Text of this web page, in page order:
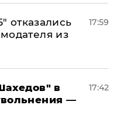
отказались
из
17:59
в
—
17:42